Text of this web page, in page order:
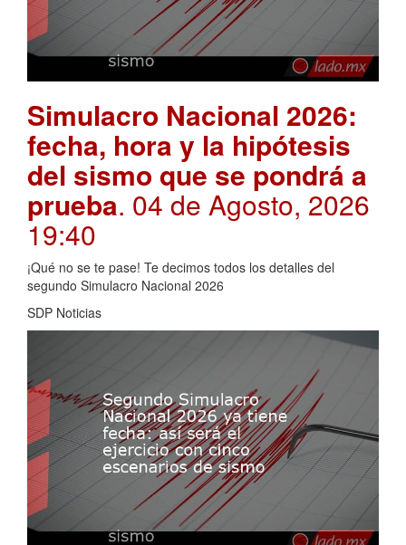
Simulacro Nacional 2026:
fecha, hora y la hipótesis
del sismo que se pondrá a
prueba. 04 de Agosto, 2026
19:40
¡Qué no se te pase! Te decimos todos los detalles del
segundo Simulacro Nacional 2026
SDP Noticias